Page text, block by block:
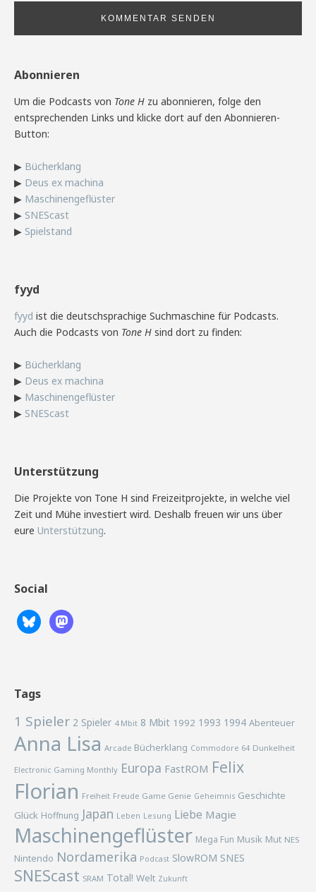
Abonnieren
Um die Podcasts von Tone H zu abonnieren, folge den
entsprechenden Links und klicke dort auf den Abonnieren-
Button:
▶ Bücherklang
▶ Deus ex machina
▶ Maschinengeflüster
▶ SNEScast
▶ Spielstand
fyyd
fyyd ist die deutschsprachige Suchmaschine für Podcasts.
Auch die Podcasts von Tone H sind dort zu finden:
▶ Bücherklang
▶ Deus ex machina
▶ Maschinengeflüster
▶ SNEScast
Unterstützung
Die Projekte von Tone H sind Freizeitprojekte, in welche viel
Zeit und Mühe investiert wird. Deshalb freuen wir uns über
eure Unterstützung.
Social
Tags
1 Spieler 2 Spieler 4 Mbit 8 Mbit 1992 1993 1994 Abenteuer
Anna Lisa Arcade Bücherklang Commodore 64 Dunkelheit
Electronic Gaming Monthly Europa FastROM Felix
Florian Freiheit Freude Game Genie Geheimnis Geschichte
Glück Hoffnung Japan Leben Lesung Liebe Magie
Maschinengeflüster Mega Fun Musik Mut NES
Nintendo Nordamerika Podcast SlowROM SNES
SNEScast SRAM Total! Welt Zukunft